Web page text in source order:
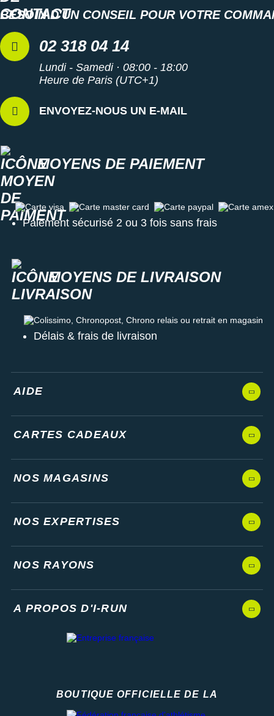
BESOIN D'UN CONSEIL POUR VOTRE
02 318 04 14
Lundi - Samedi · 08:00 - 18:00
Heure de Paris (UTC+1)
ENVOYEZ-NOUS UN E-MAIL
MOYENS DE PAIEMENT
Carte visa Carte master card Carte paypal Carte amex
Paiement sécurisé 2 ou 3 fois sans frais
MOYENS DE LIVRAISON
Colissimo, Chronopost, Chrono relais ou retrait en magasin
Délais & frais de livraison
AIDE
CARTES CADEAUX
NOS MAGASINS
NOS EXPERTISES
NOS RAYONS
A PROPOS D'I-RUN
BOUTIQUE OFFICIELLE DE LA